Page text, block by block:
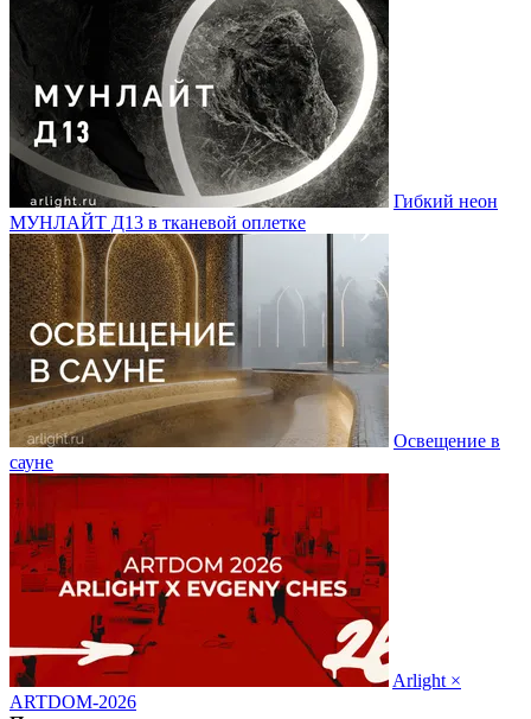
Гибкий неон
МУНЛАЙТ Д13 в тканевой оплетке
Освещение в
сауне
Arlight ×
ARTDOM-2026